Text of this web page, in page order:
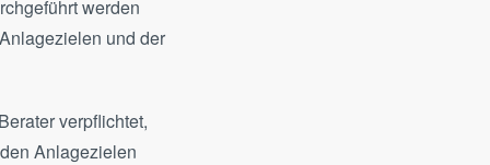
werden
und der
verpflichtet,
Anlagezielen